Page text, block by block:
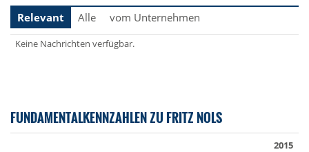
Relevant Alle vom Unternehmen
Keine Nachrichten verfügbar.
FUNDAMENTALKENNZAHLEN ZU FRITZ NOLS
2015